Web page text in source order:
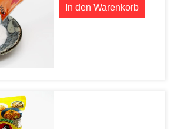
In den Warenkorb